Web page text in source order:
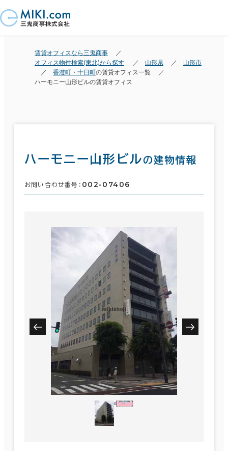
賃貸オフィスなら三鬼商事
オフィス物件検索(東北)から探す
山形県
山形市
香澄町・十日町の賃貸オフィス一覧
ハーモニー山形ビルの賃貸オフィス
ハーモニー山形ビルの建物情報
お問い合わせ番号： 002-07406